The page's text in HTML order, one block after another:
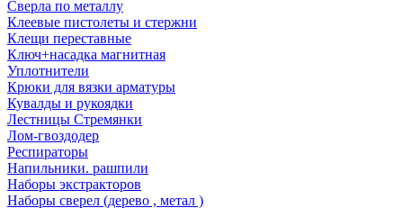
Сверла по металлу
Клеевые пистолеты и стержни
Клещи переставные
Ключ+насадка магнитная
Уплотнители
Крюки для вязки арматуры
Кувалды и рукоядки
Лестницы Стремянки
Лом-гвоздодер
Респираторы
Напильники. рашпили
Наборы экстракторов
Наборы сверел (дерево , метал )